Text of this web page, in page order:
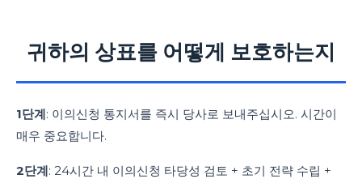
귀하의 상표를 어떻게 보호하는지
1단계: 이의신청 통지서를 즉시 당사로 보내주십시오. 시간이
매우 중요합니다.
2단계: 24시간 내 이의신청 타당성 검토 + 초기 전략 수립 +